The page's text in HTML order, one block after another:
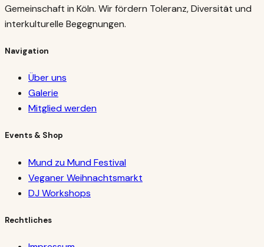
Gemeinschaft in Köln. Wir fördern Toleranz, Diversität und
interkulturelle Begegnungen.
Navigation
Über uns
Galerie
Mitglied werden
Events & Shop
Mund zu Mund Festival
Veganer Weihnachtsmarkt
DJ Workshops
Rechtliches